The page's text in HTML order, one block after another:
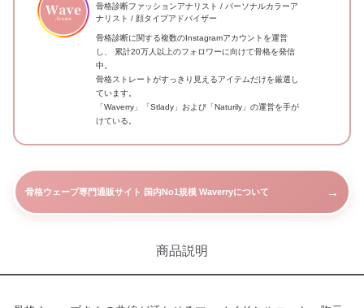
骨格診断ファッションアナリスト / パーソナルカラーア
ナリスト / 顔タイプアドバイザー
骨格診断に関する複数のInstagramアカウントを運営
し、 累計20万人以上のフォロワーに向けて骨格を発信
中。
骨格ストレートがすっきり見えるアイテムだけを厳選し
ています。
「Waverry」「Stlady」および「Naturily」の運営を手が
けている。
骨格ウェーブ専門通販サイト 国内No1規模 Waverryについて →
商品説明